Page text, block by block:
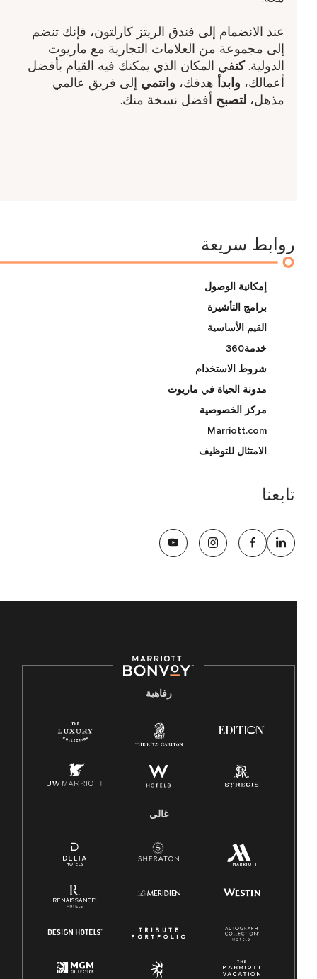
عند الانضمام إلى فندق الريتز كارلتون، فإنك تنضم
إلى مجموعة من العلامات التجارية مع ماريوت
الدولية.كنفي المكان الذي يمكنك فيه القيام بأفضل
أعمالك،وابدأهدفك،وانتميإلى فريق عالمي
مذهل،لتصبحأفضل نسخة منك.
روابط سريعة
إمكانية الوصول
برامج التأشيرة
القيم الأساسية
خدمة360
شروط الاستخدام
مدونة الحياة في ماريوت
مركز الخصوصية
Marriott.com
الامتثال للتوظيف
تابعنا
رفاهية
غالي